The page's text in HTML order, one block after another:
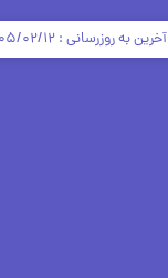
آخرین به روزرسانی : ۱۴۰۵/۰۲/۱۲